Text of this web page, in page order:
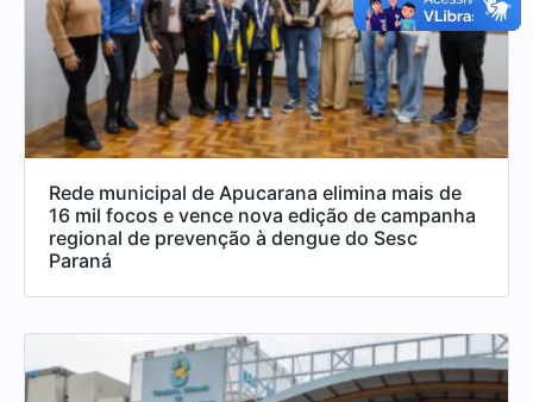
Rede municipal de Apucarana elimina mais de
16 mil focos e vence nova edição de campanha
regional de prevenção à dengue do Sesc
Paraná